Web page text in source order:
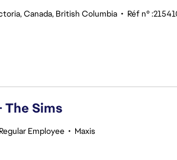
Canada, British Columbia • Réf n°
The Sims
Regular Employee • Maxis